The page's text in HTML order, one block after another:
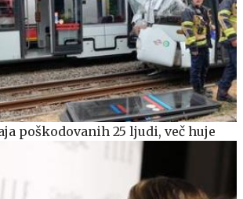
poškodovanih 25 ljudi, več huje